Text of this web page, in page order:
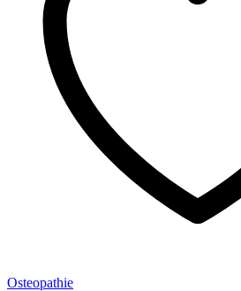
Osteopathie